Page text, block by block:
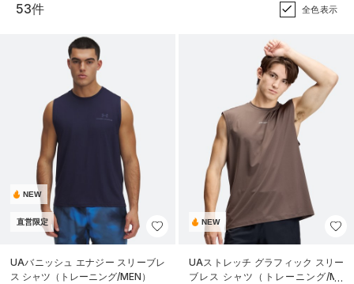
53件 全色表示
NEW
直営限定
UAバニッシュ エナジー スリーブレ
ス シャツ（トレーニング/MEN）
NEW
UAストレッチ グラフィック スリー
ブレス シャツ（トレーニング/ME